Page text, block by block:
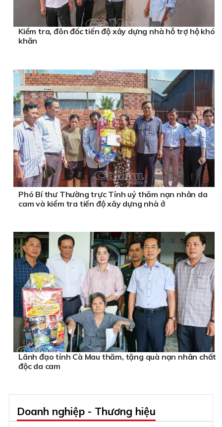
Kiểm tra, đôn đốc tiến độ xây dựng nhà hỗ trợ hộ khó
khăn
Phó Bí thư Thường trực Tỉnh uỷ thăm nạn nhân da
cam và kiểm tra tiến độ xây dựng nhà ở
Lãnh đạo tỉnh Cà Mau thăm, tặng quà nạn nhân chất
độc da cam
Doanh nghiệp - Thương hiệu